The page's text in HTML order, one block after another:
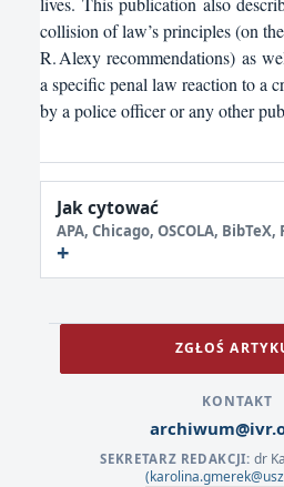
collision of law’s principles (on
R. Alexy recommendations) as
a specific penal law reaction to a
by a police officer or any other
Jak cytować
APA, Chicago, OSCOLA, BibTeX,
ZGŁOŚ
KONTAKT
SEKRETARZ REDAKCJI: dr